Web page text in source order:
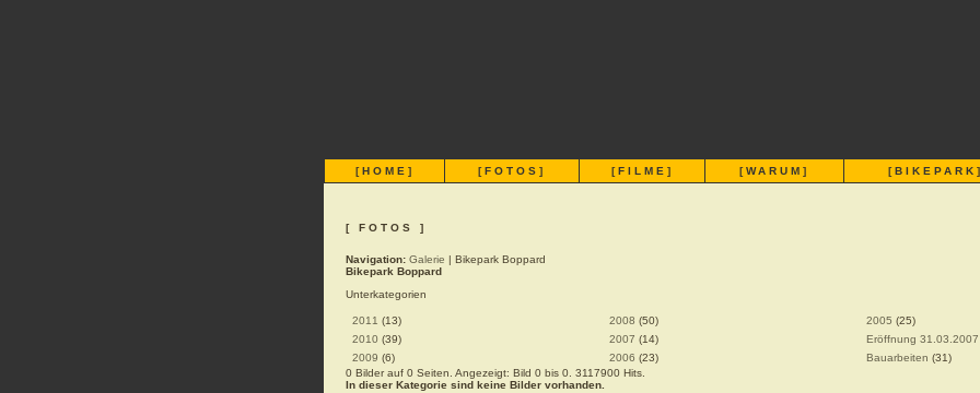
[HOME ] [FOTOS ] [FILME ] [WARUM ] [BIKEPARK ]
[ FOTOS ]
Navigation: Galerie | Bikepark Boppard
Bikepark Boppard
Unterkategorien
2011 (13)
2010 (39)
2009 (6)
2008 (50)
2007 (14)
2006 (23)
2005 (25)
Eröffnung 31.03.2007
Bauarbeiten (31)
0 Bilder auf 0 Seiten. Angezeigt: Bild 0 bis 0. 3117900 Hits.
In dieser Kategorie sind keine Bilder vorhanden.